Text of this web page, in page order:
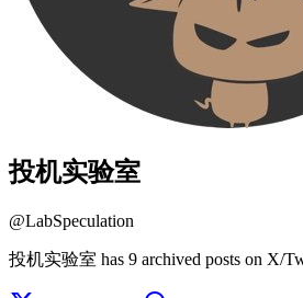
投机实验室
@LabSpeculation
投机实验室 has 9 archived posts on X/